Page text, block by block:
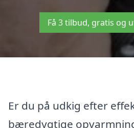
Få 3 tilbud, gratis og
Er du på udkig efter
bæredygtige